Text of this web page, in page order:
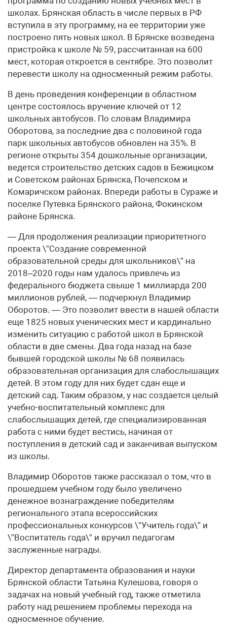
школах. Брянская область в числе первых в РФ
вступила в эту программу, на ее территории уже
построено пять новых школ. В Брянске возведена
пристройка к школе № 59, рассчитанная на 600
мест, которая откроется в сентябре. Это позволит
перевести школу на односменный режим работы.
В день проведения конференции в областном
центре состоялось вручение ключей от 12
школьных автобусов. По словам Владимира
Оборотова, за последние два с половиной года
парк школьных автобусов обновлен на 35%. В
регионе открыты 354 дошкольные организации,
ведется строительство детских садов в Бежицком
и Советском районах Брянска, Почепском и
Комаричском районах. Впереди работы в Сураже и
поселке Путевка Брянского района, Фокинском
районе Брянска.
— Для продолжения реализации приоритетного
проекта \”Создание современной
образовательной среды для школьников\” на
2018–2020 годы нам удалось привлечь из
федерального бюджета свыше 1 миллиарда 200
миллионов рублей, — подчеркнул Владимир
Оборотов. — Это позволит ввести в нашей области
еще 1825 новых ученических мест и кардинально
изменить ситуацию с работой школ в Брянской
области в две смены. Два года назад на базе
бывшей городской школы № 68 появилась
образовательная организация для слабослышащих
детей. В этом году для них будет сдан еще и
детский сад. Таким образом, у нас создается целый
учебно-воспитательный комплекс для
слабослышащих детей, где специализированная
работа с ними будет вестись, начиная от
поступления в детский сад и заканчивая выпуском
из школы.
Владимир Оборотов также рассказал о том, что в
прошедшем учебном году было увеличено
денежное вознаграждение победителям
регионального этапа всероссийских
профессиональных конкурсов \”Учитель года\” и
\”Воспитатель года\” и вручил педагогам
заслуженные награды.
Директор департамента образования и науки
Брянской области Татьяна Кулешова, говоря о
задачах на новый учебный год, также отметила
работу над решением проблемы перехода на
односменное обучение.